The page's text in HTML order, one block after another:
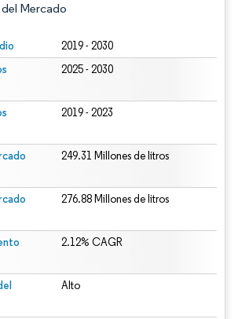
Mercado
2019 - 2030
2025 - 2030
2019 - 2023
249.31 Millones de litros
276.88 Millones de litros
2.12% CAGR
Alto